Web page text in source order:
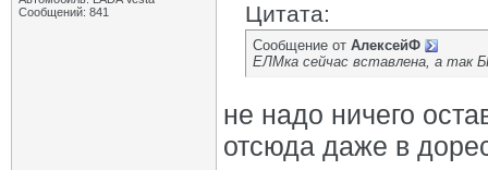
Сообщений: 841
Цитата:
Сообщение от АлексейФ
ЕЛМка сейчас вставлена, а так
не надо ничего
отсюда даже в